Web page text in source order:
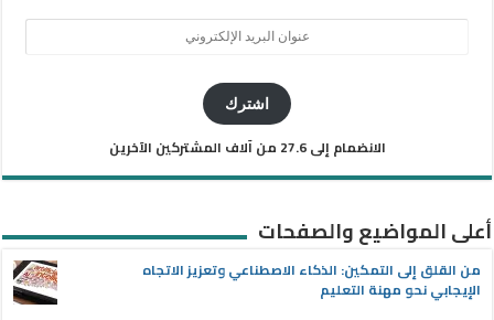
اشترك
الانضمام إلى 27.6 من آلاف المشتركين الآخرين
أعلى المواضيع والصفحات
من القلق إلى التمكين: الذكاء الاصطناعي وتعزيز الاتجاه
الإيجابي نحو مهنة التعليم